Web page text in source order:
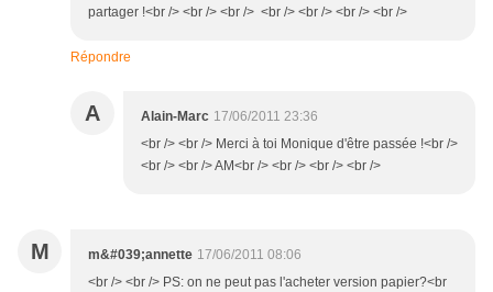
partager !<br /> <br /> <br /> <br /> <br /> <br /> <br />
Répondre
A Alain-Marc 17/06/2011 23:36
<br /> <br /> Merci à toi Monique d'être passée !<br />
<br /> <br /> AM<br /> <br /> <br /> <br />
M m&#039;annette 17/06/2011 08:06
<br /> <br /> PS: on ne peut pas l'acheter version papier?<br